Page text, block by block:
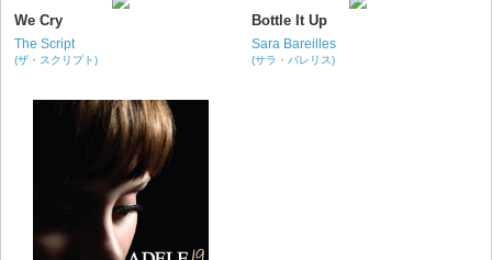
We Cry
The Script
(ザ・スクリプト)
Bottle It Up
Sara Bareilles
(サラ・バレリス)